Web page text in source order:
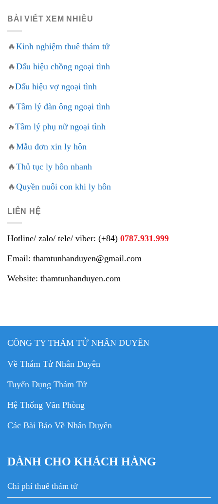
BÀI VIẾT XEM NHIỀU
🔥Kinh nghiệm thuê thám tử
🔥Dấu hiệu chồng ngoại tình
🔥Dấu hiệu vợ ngoại tình
🔥Tâm lý đàn ông ngoại tình
🔥Tâm lý phụ nữ ngoại tình
🔥Mẫu đơn xin ly hôn
🔥Thủ tục ly hôn nhanh
🔥Quyền nuôi con khi ly hôn
LIÊN HỆ
Hotline/ zalo/ tele/ viber: (+84) 0787.931.999
Email: thamtunhanduyen@gmail.com
Website: thamtunhanduyen.com
CÔNG TY THÁM TỬ NHÂN DUYÊN
Về Thám Tử Nhân Duyên
Tuyển Dụng Thám Tử
Hệ Thống Văn Phòng
Các Bài Báo Về Nhân Duyên
DÀNH CHO KHÁCH HÀNG
Chi phí thuê thám tử